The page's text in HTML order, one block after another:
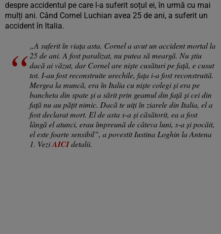
despre accidentul pe care l-a suferit soțul ei, în urmă cu mai
mulți ani. Când Cornel Luchian avea 25 de ani, a suferit un
accident în Italia.
„A suferit în viața asta. Cornel a avut un accident mortal la
25 de ani. A fost paralizat, nu putea să meargă. Nu știu
dacă ai văzut, dar Cornel are niște cusături pe față, e cusut
tot. I-au fost reconstruite urechile, fața i-a fost reconstruită.
Mergea la muncă, era în Italia cu niște colegi și era pe
bancheta din spate și a sărit prin geamul din față și cei din
față nu au pățit nimic. Dacă te uiți în ziarele din Italia, el a
fost declarat mort. El de asta s-a și căsătorit, ea a fost
lângă el atunci, erau împreună de câteva luni, s-a și pocăit,
el este foarte sensibil”, a povestit Iustina Loghin la Antena
1. VeziAICIdetalii.